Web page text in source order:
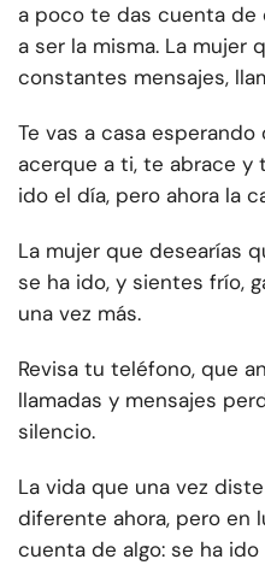
a poco te das cuenta de
a ser la misma. La mujer
constantes mensajes,
Te vas a casa
acerque a ti, te abrace
ido el día, pero ahora la
La mujer que desearías
se ha ido, y sientes frío,
una vez más.
Revisa tu teléfono, que
llamadas y mensajes
silencio.
La vida que una vez
diferente ahora, pero en
cuenta de algo: se ha